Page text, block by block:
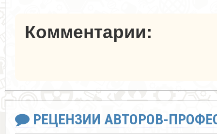
Комментарии:
РЕЦЕНЗИИ АВТОРОВ-